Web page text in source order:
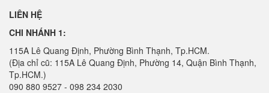
LIÊN HỆ
CHI NHÁNH 1:
115A Lê Quang Định, Phường Bình Thạnh, Tp.HCM.
(Địa chỉ cũ: 115A Lê Quang Định, Phường 14, Quận Bình Thạnh,
Tp.HCM.)
090 880 9527 - 098 234 2030